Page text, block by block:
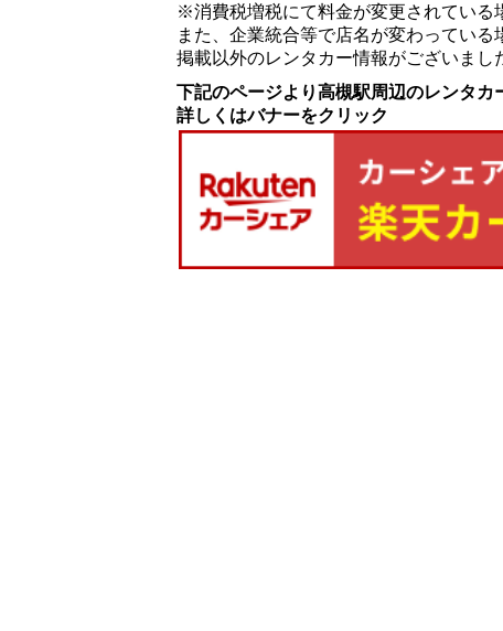
※消費税増税にて料金が変更されている
また、企業統合等で店名が変わっている
掲載以外のレンタカー情報がございまし
下記のページより高槻駅周辺のレンタカ
詳しくはバナーをクリック